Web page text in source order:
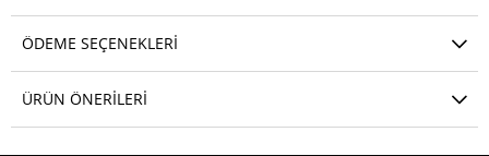
ÖDEME SEÇENEKLERI
ÜRÜN ÖNERILERI